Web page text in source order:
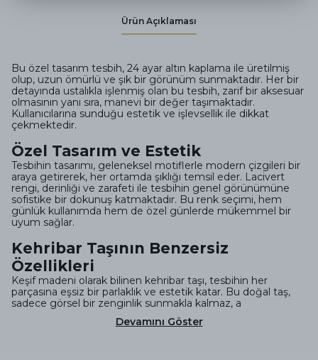
Ürün Açıklaması
Bu özel tasarım tesbih, 24 ayar altın kaplama ile üretilmiş
olup, uzun ömürlü ve şık bir görünüm sunmaktadır. Her bir
detayında ustalıkla işlenmiş olan bu tesbih, zarif bir aksesuar
olmasının yanı sıra, manevi bir değer taşımaktadır.
Kullanıcılarına sunduğu estetik ve işlevsellik ile dikkat
çekmektedir.
Özel Tasarım ve Estetik
Tesbihin tasarımı, geleneksel motiflerle modern çizgileri bir
araya getirerek, her ortamda şıklığı temsil eder. Lacivert
rengi, derinliği ve zarafeti ile tesbihin genel görünümüne
sofistike bir dokunuş katmaktadır. Bu renk seçimi, hem
günlük kullanımda hem de özel günlerde mükemmel bir
uyum sağlar.
Kehribar Taşının Benzersiz
Özellikleri
Keşif madeni olarak bilinen kehribar taşı, tesbihin her
parçasına eşsiz bir parlaklık ve estetik katar. Bu doğal taş,
sadece görsel bir zenginlik sunmakla kalmaz, a
Devamını Göster